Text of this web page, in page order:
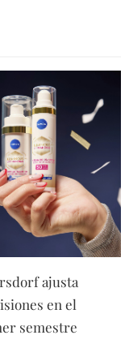
ajusta
en el
semestre